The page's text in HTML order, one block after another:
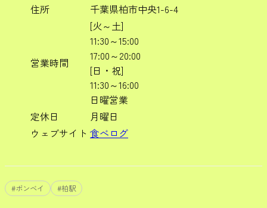
住所
千葉県柏市中央1-6-4
営業時間
[火～土]
11:30～15:00
17:00～20:00
[日・祝]
11:30～16:00
日曜営業
定休日
月曜日
ウェブサイト 食べログ
#ボンベイ #柏駅